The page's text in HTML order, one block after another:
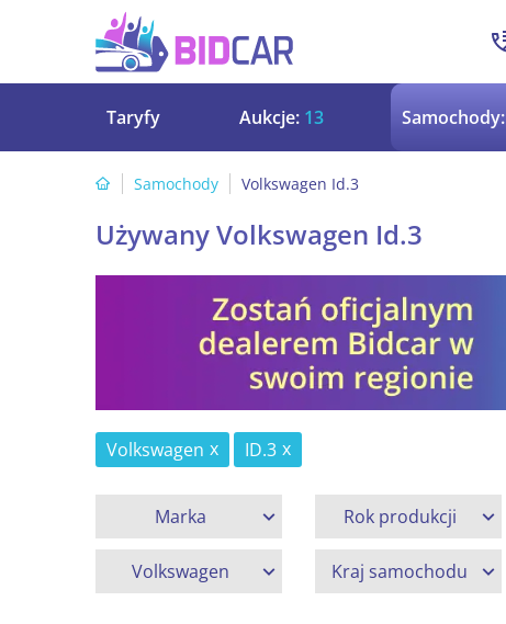
Taryfy Aukcje: 13 Samochody:
Samochody Volkswagen Id.3
Używany Volkswagen Id.3
Volkswagen ID.3
Marka
Volkswagen
Rok produkcji
Kraj samochodu